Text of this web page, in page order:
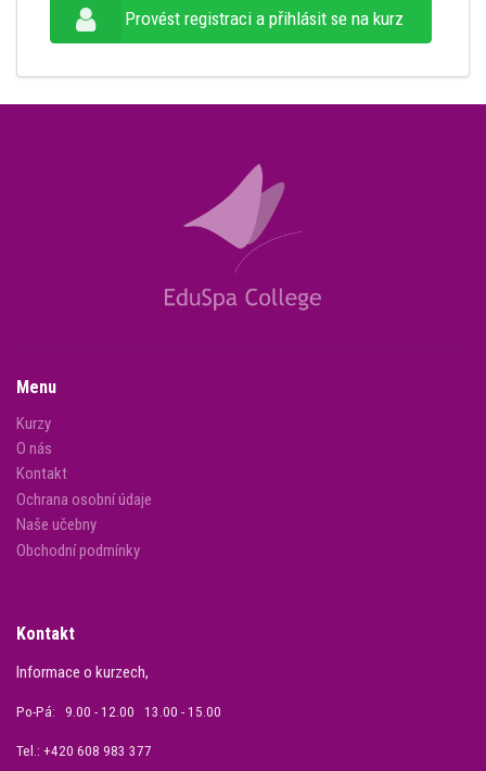
Provést registraci a přihlásit se na kurz
Menu
Kurzy
O nás
Kontakt
Ochrana osobní údaje
Naše učebny
Obchodní podmínky
Kontakt
Informace o kurzech,
Po-Pá: 9.00 - 12.00 13.00 - 15.00
Tel.: +420 608 983 377